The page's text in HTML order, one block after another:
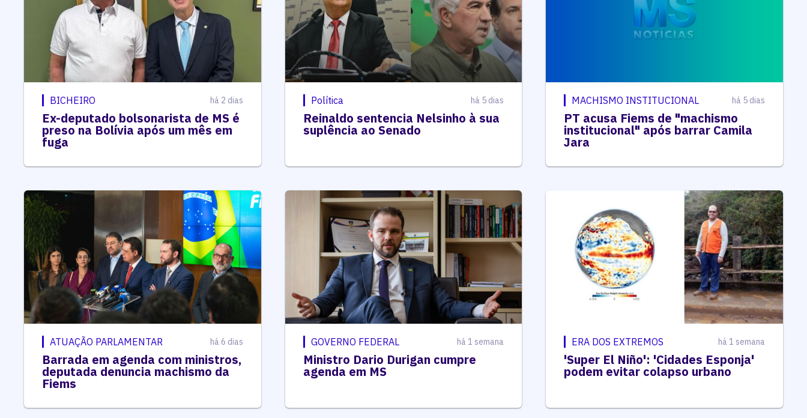
BICHEIRO há 2 dias
Ex-deputado bolsonarista de MS é
preso na Bolívia após um mês em
fuga
Política há 5 dias
Reinaldo sentencia Nelsinho à sua
suplência ao Senado
MACHISMO INSTITUCIONAL há 5 dias
PT acusa Fiems de "machismo
institucional" após barrar Camila
Jara
ATUAÇÃO PARLAMENTAR há 6 dias
Barrada em agenda com ministros,
deputada denuncia machismo da
Fiems
GOVERNO FEDERAL há 1 semana
Ministro Dario Durigan cumpre
agenda em MS
ERA DOS EXTREMOS há 1 semana
'Super El Niño': 'Cidades Esponja'
podem evitar colapso urbano